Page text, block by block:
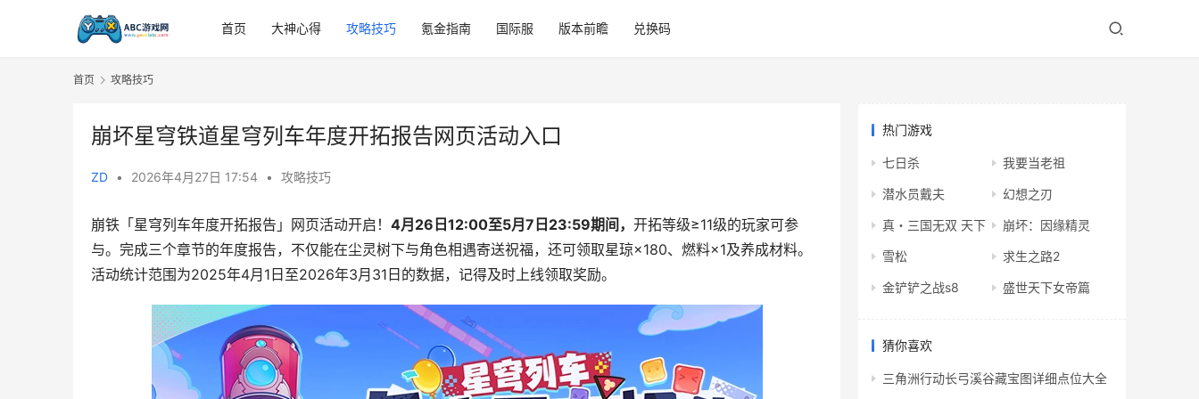
首页 大神心得 攻略技巧 氪金指南 国际服 版本前瞻 兑换码
首页 攻略技巧
崩坏星穹铁道星穹列车年度开拓报告网页活动入口
ZD • 2026年4月27日 17:54 • 攻略技巧
崩铁「星穹列车年度开拓报告」网页活动开启！ 4月26日12:00至5月7日23:59期间， 开拓等级≥11级的玩家可参
与。完成三个章节的年度报告，不仅能在尘灵树下与角色相遇寄送祝福，还可领取星琼×180、燃料×1及养成材料。
活动统计范围为2025年4月1日至2026年3月31日的数据，记得及时上线领取奖励。
热门游戏
七日杀 我要当老祖
潜水员戴夫 幻想之刃
真・三国无双 天下 崩坏：因缘精灵
雪松 求生之路2
金铲铲之战s8 盛世天下女帝篇
猜你喜欢
三角洲行动长弓溪谷藏宝图详细点位大全